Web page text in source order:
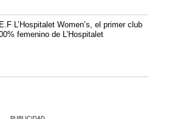
L’Hospitalet Women’s, el primer club
femenino de L’Hospitalet